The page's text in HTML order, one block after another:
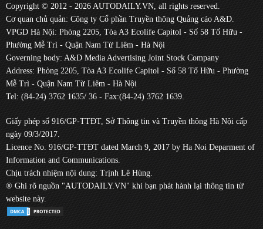
Copyright © 2012 - 2026 AUTODAILY.VN, all rights reserved.
Cơ quan chủ quản: Công ty Cổ phần Truyền thông Quảng cáo A&D.
VPGD Hà Nội: Phòng 2205, Tòa A3 Ecolife Capitol - Số 58 Tố Hữu -
Phường Mễ Trì - Quận Nam Từ Liêm - Hà Nội
Governing body: A&D Media Advertising Joint Stock Company
Address: Phòng 2205, Tòa A3 Ecolife Capitol - Số 58 Tố Hữu - Phường
Mễ Trì - Quận Nam Từ Liêm - Hà Nội
Tel: (84-24) 3762 1635/ 36 - Fax:(84-24) 3762 1639.
Giấy phép số 916/GP-TTĐT, Sở Thông tin và Truyền thông Hà Nội cấp
ngày 09/3/2017.
Licence No. 916/GP-TTĐT dated March 9, 2017 by Ha Noi Deparment of
Information and Communications.
Chịu trách nhiệm nội dung: Trịnh Lê Hùng.
® Ghi rõ nguồn "AUTODAILY.VN" khi bạn phát hành lại thông tin từ
website này.